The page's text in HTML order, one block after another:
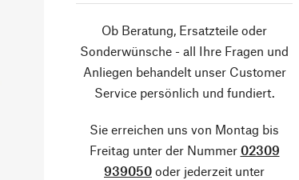
Ob Beratung, Ersatzteile oder
Sonderwünsche - all Ihre Fragen und
Anliegen behandelt unser Customer
Service persönlich und fundiert.
Sie erreichen uns von Montag bis
Freitag unter der Nummer 02309
939050 oder jederzeit unter